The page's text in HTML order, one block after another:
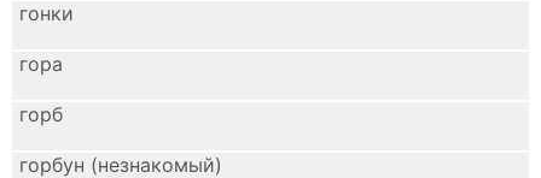
гонки
гора
горб
горбун (незнакомый)